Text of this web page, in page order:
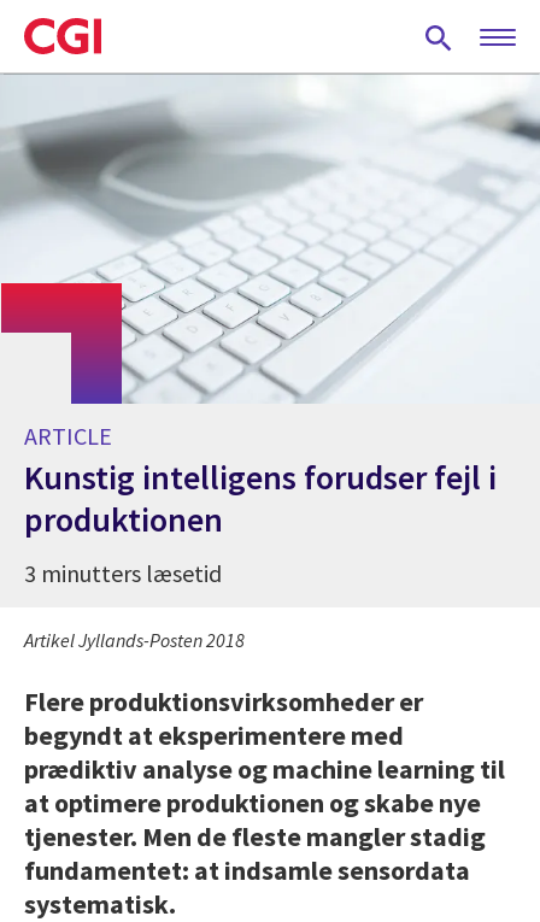
Skip
to
main
ARTICLE
Kunstig intelligens forudser fejl i
produktionen
3 minutters læsetid
Artikel Jyllands-Posten 2018
Flere produktionsvirksomheder er
begyndt at eksperimentere med
prædiktiv analyse og machine learning til
at optimere produktionen og skabe nye
tjenester. Men de fleste mangler stadig
fundamentet: at indsamle sensordata
systematisk.